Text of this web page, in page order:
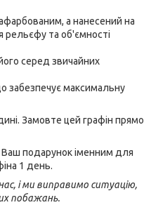
а нанесений на
рельєфу та об'ємності
серед звичайних
забезпечує максимальну
Замовте цей графін прямо
подарунок іменним для
1 день.
і ми виправимо ситуацію,
побажань.